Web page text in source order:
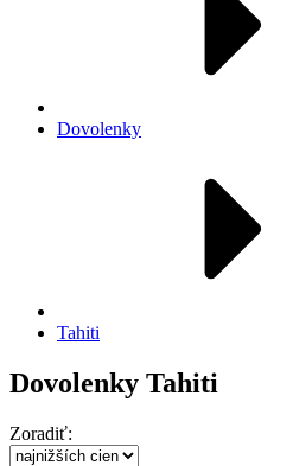
Dovolenky
Tahiti
Dovolenky Tahiti
Zoradiť: